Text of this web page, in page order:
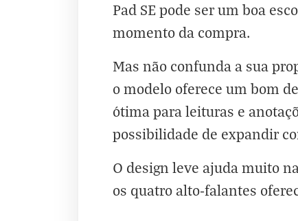
Pad SE pode ser um boa
momento da compra.
Mas não confunda a sua
o modelo oferece um bom
ótima para leituras e
possibilidade de expandir
O design leve ajuda muito
os quatro alto-falantes